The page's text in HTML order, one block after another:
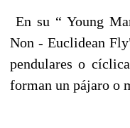
En su “ Young
Non - Euclidean
pendulares o
forman un pájaro o